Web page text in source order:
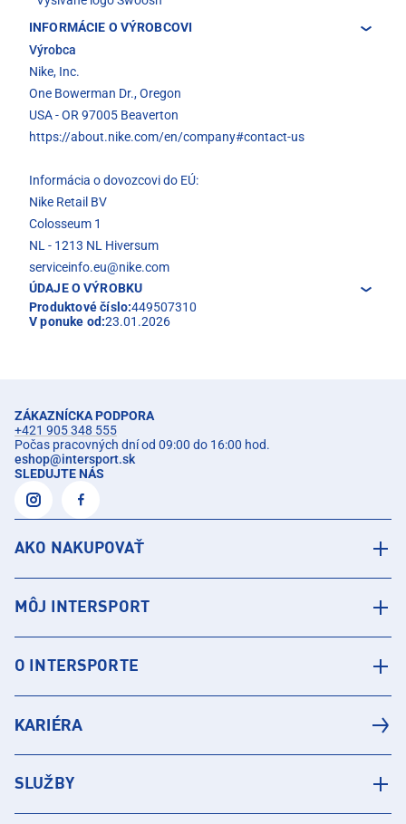
INFORMÁCIE O VÝROBCOVI
Výrobca
Nike, Inc.
One Bowerman Dr., Oregon
USA - OR 97005 Beaverton
https://about.nike.com/en/company#contact-us
Informácia o dovozcovi do EÚ:
Nike Retail BV
Colosseum 1
NL - 1213 NL Hiversum
serviceinfo.eu@nike.com
ÚDAJE O VÝROBKU
Produktové číslo:449507310
V ponuke od:23.01.2026
ZÁKAZNÍCKA PODPORA
+421 905 348 555
Počas pracovných dní od 09:00 do 16:00 hod.
eshop@intersport.sk
SLEDUJTE NÁS
AKO NAKUPOVAŤ
MÔJ INTERSPORT
O INTERSPORTE
KARIÉRA
SLUŽBY